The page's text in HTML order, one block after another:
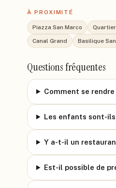
À PROXIMITÉ
Piazza San Marco
Canal Grand
Basilique
Questions fréquentes
Comment se
Les enfants sont-
Y a-t-il un
Est-il possible de